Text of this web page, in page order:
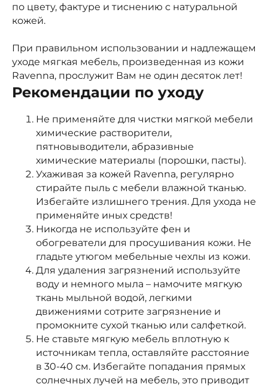
по цвету, фактуре и тиснению с натуральной
кожей.
При правильном использовании и надлежащем
уходе мягкая мебель, произведенная из кожи
Ravenna, прослужит Вам не один десяток лет!
Рекомендации по уходу
Не применяйте для чистки мягкой мебели
химические растворители,
пятновыводители, абразивные
химические материалы (порошки, пасты).
Ухаживая за кожей Ravenna, регулярно
стирайте пыль с мебели влажной тканью.
Избегайте излишнего трения. Для ухода не
применяйте иных средств!
Никогда не используйте фен и
обогреватели для просушивания кожи. Не
гладьте утюгом мебельные чехлы из кожи.
Для удаления загрязнений используйте
воду и немного мыла – намочите мягкую
ткань мыльной водой, легкими
движениями сотрите загрязнение и
промокните сухой тканью или салфеткой.
Не ставьте мягкую мебель вплотную к
источникам тепла, оставляйте расстояние
в 30-40 см. Избегайте попадания прямых
солнечных лучей на мебель, это приводит